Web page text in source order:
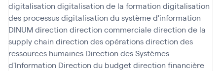
digitalisation digitalisation de la formation digitalisation
des processusdigitalisation du système d'information
DINUMdirection direction commercialedirection de la
supply chain direction des opérationsdirection des
ressources humaines Direction des Systèmes
d'Information Direction du budgetdirection financière